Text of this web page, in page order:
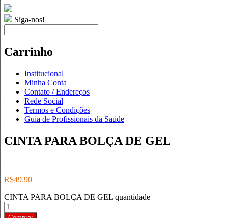
Siga-nos!
Carrinho
Institucional
Minha Conta
Contato / Endereços
Rede Social
Termos e Condições
Guia de Profissionais da Saúde
CINTA PARA BOLÇA DE GEL
R$49.90
CINTA PARA BOLÇA DE GEL quantidade